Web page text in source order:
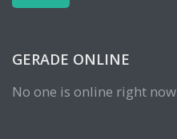
GERADE ONLINE
No one is online right now